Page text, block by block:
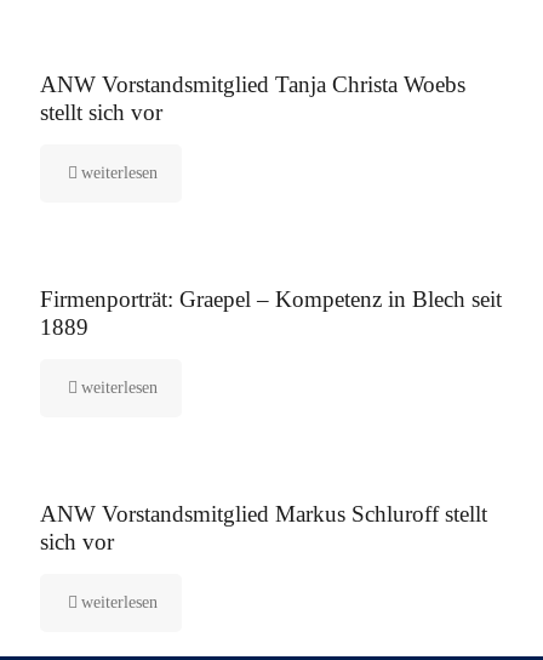
ANW Vorstandsmitglied Tanja Christa Woebs
stellt sich vor
weiterlesen
Firmenporträt: Graepel – Kompetenz in Blech seit
1889
weiterlesen
ANW Vorstandsmitglied Markus Schluroff stellt
sich vor
weiterlesen